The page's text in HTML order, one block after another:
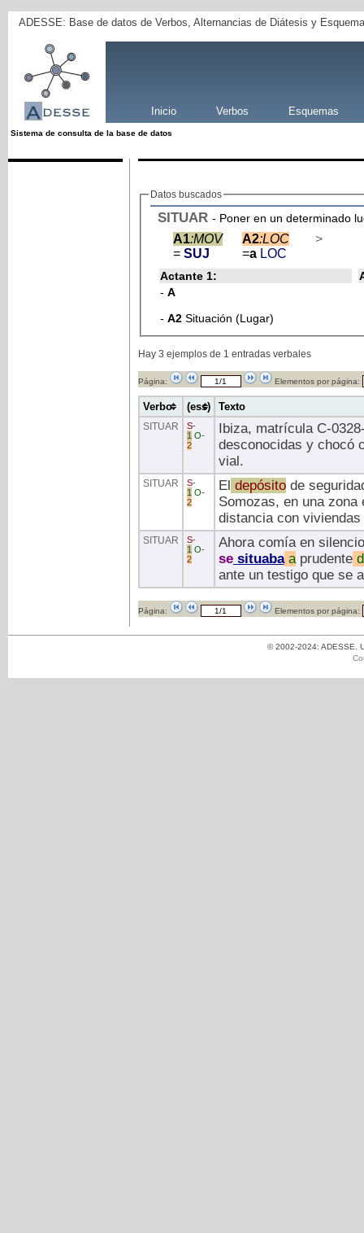
ADESSE: Base de datos de Verbos, Alternancias de Diátesis y
Inicio Verbos Esquemas
Sistema de consulta de la base de datos
Datos buscados
SITUAR - Poner en un determinado
A1:MOV
= SUJ
A2:LOC
=a LOC
>
Actante 1:
- A
- A2Situación (Lugar)
Hay 3 ejemplos de 1 entradas verbales
Página: Elementos por página:
Verbo (ess) Texto
SITUAR S-
1 O-
2
Ibiza, matrícula C-
desconocidas y chocó
vial.
SITUAR S-
1 O-
2
El depósitode
Somozas, en una
distancia con
SITUAR S-
1 O-
2
Ahora comía en
sesituabaaprudente
ante un testigo que se
Página: Elementos por página:
© 2002-2024: ADESSE.